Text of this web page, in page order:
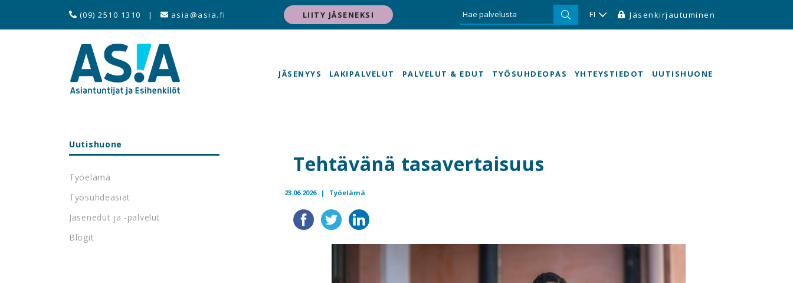
(09) 2510 1310 | asia@asia.fi LIITY JÄSENEKSI FI Jäsenkirjautuminen
JÄSENYYS LAKIPALVELUT PALVELUT & EDUT TYÖSUHDEOPAS YHTEYSTIEDOT UUTISHUONE
Uutishuone
Työelämä
Työsuhdeasiat
Jäsenedut ja -palvelut
Blogit
Tehtävänä tasavertaisuus
23.06.2026 | Työelämä